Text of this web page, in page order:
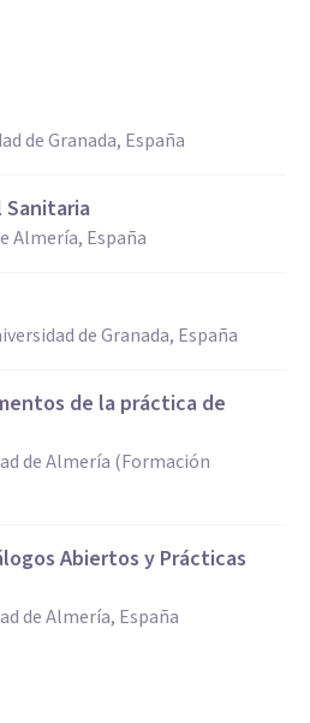
de Granada, España
Sanitaria
Almería, España
de Granada, España
de la práctica de
de Almería (Formación
Abiertos y Prácticas
de Almería, España